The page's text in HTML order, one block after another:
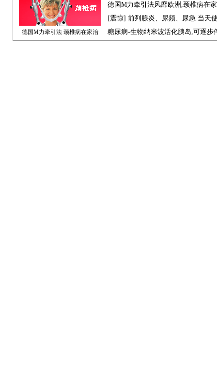
德国M力牵引法 颈椎病在家治
德国M力牵引法风靡欧洲,颈椎病在
[震惊] 前列腺炎、尿频、尿急 当天
糖尿病-生物纳米波活化胰岛,可逐步